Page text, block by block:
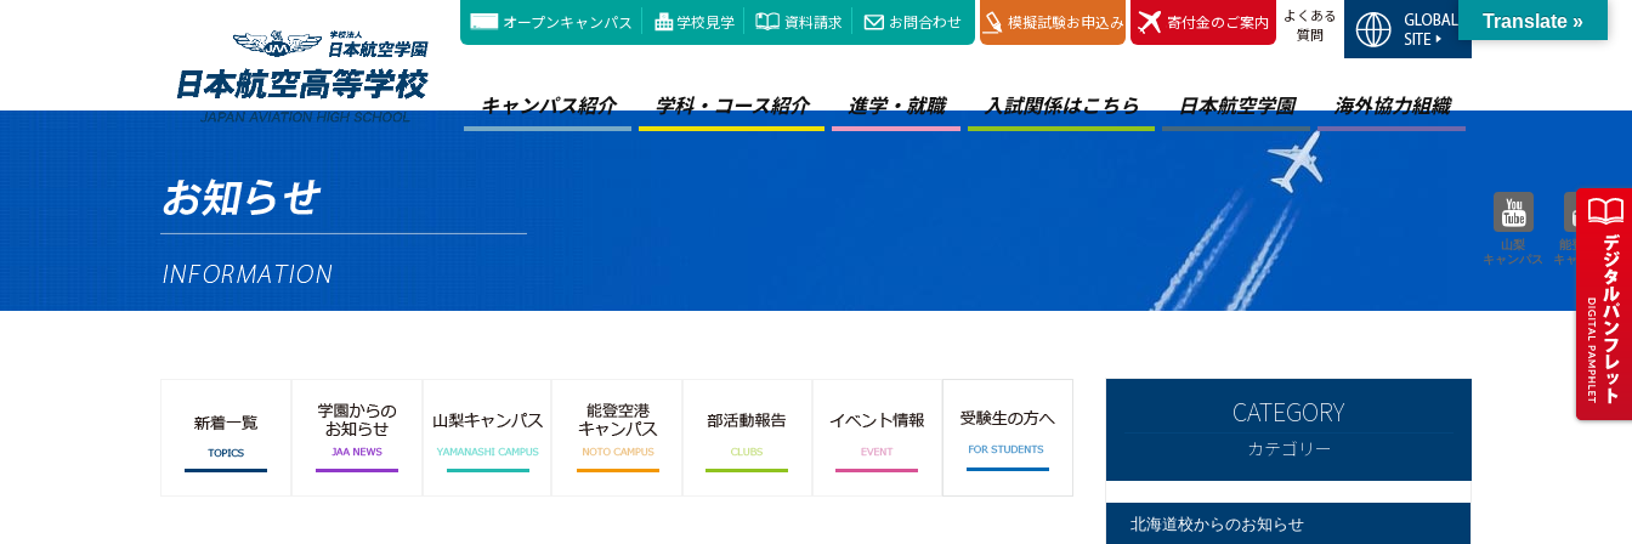
オープンキャンパス 学校見学 資料請求 お問合わせ 模擬試験お申込み 寄付金のご案内
よくある
質問
キャンパス紹介 学科・コース紹介 進学・就職 入試関係はこちら 日本航空学園 海外協力組織
山梨
キャンパス
能登空港
キャンパス
カテゴリー
北海道校からのお知らせ
Translate »